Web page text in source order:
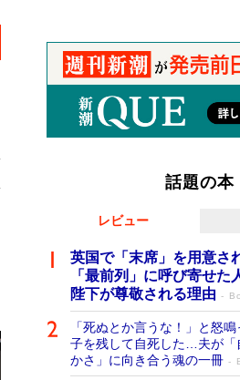
話題の本
レビュー
英国で「末席」を用意さ
「最前列」に呼び寄せ
陛下が尊敬される理由
「死ぬとか言うな！」と怒
子を残して自死した…夫が「
かさ」に向き合う魂の一冊